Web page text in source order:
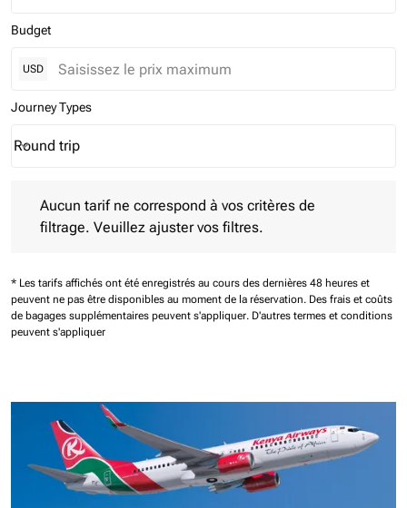
Budget
USD
Journey Types
Journey Types option Round trip Selected
Round trip
keyboard_arrow_down
Aucun tarif ne correspond à vos critères de
filtrage. Veuillez ajuster vos filtres.
* Les tarifs affichés ont été enregistrés au cours des dernières 48 heures et
peuvent ne pas être disponibles au moment de la réservation. Des frais et coûts
de bagages supplémentaires peuvent s'appliquer. D'autres termes et conditions
peuvent s'appliquer